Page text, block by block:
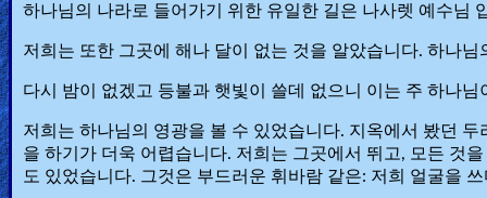
하나님의 나라로 들어가기 위한 유일한 길은 나사렛 예수님
저희는 또한 그곳에 해나 달이 없는 것을 알았습니다. 하나
다시 밤이 없겠고 등불과 햇빛이 쓸데 없으니 이는 주 하나
저희는 하나님의 영광을 볼 수 있었습니다. 지옥에서 봤던
을 하기가 더욱 어렵습니다. 저희는 그곳에서 뛰고, 모든 것
도 있었습니다. 그것은 부드러운 휘바람 같은: 저희 얼굴을